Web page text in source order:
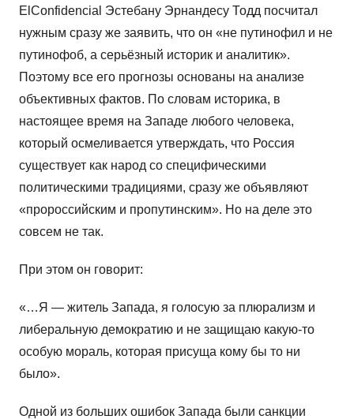
ElConfidencial Эстебану Эрнандесу Тодд посчитал
нужным сразу же заявить, что он «не путинофил и не
путинофоб, а серьёзный историк и аналитик».
Поэтому все его прогнозы основаны на анализе
объективных фактов. По словам историка, в
настоящее время на Западе любого человека,
который осмеливается утверждать, что Россия
существует как народ со специфическими
политическими традициями, сразу же объявляют
«пророссийским и пропутинским». Но на деле это
совсем не так.
При этом он говорит:
«…Я — житель Запада, я голосую за плюрализм и
либеральную демократию и не защищаю какую-то
особую мораль, которая присуща кому бы то ни
было».
Одной из больших ошибок Запада были санкции